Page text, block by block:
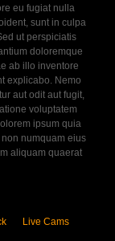
eu fugiat nulla
sunt in culpa
ut perspiciatis
doloremque
ab illo inventore
explicabo. Nemo
aut odit aut fugit,
voluptatem
ipsum quia
numquam eius
aliquam quaerat
Live Cams